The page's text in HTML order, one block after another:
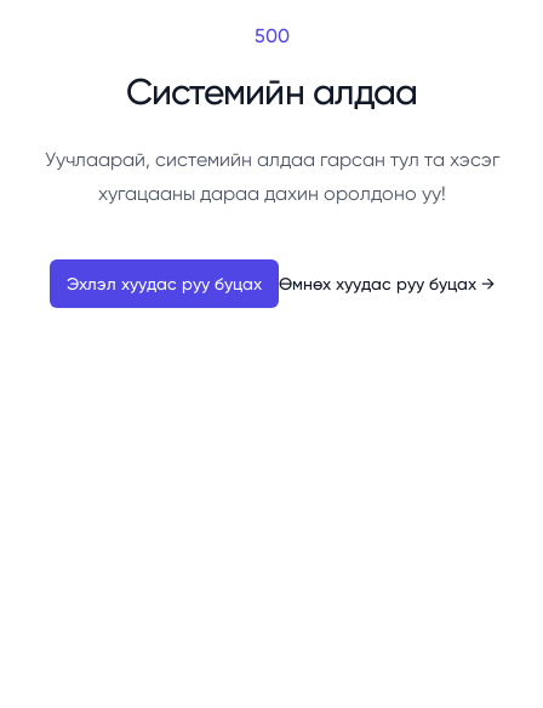
500
Системийн алдаа
Уучлаарай, системийн алдаа гарсан тул та хэсэг
хугацааны дараа дахин оролдоно уу!
Эхлэл хуудас руу буцах Өмнөх хуудас руу буцах →